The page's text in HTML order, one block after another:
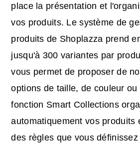
place la présentation et
vos produits. Le système de
produits de Shoplazza prend
jusqu'à 300 variantes par
vous permet de proposer de
options de taille, de couleur ou
fonction Smart Collections
automatiquement vos produits
des règles que vous définissez